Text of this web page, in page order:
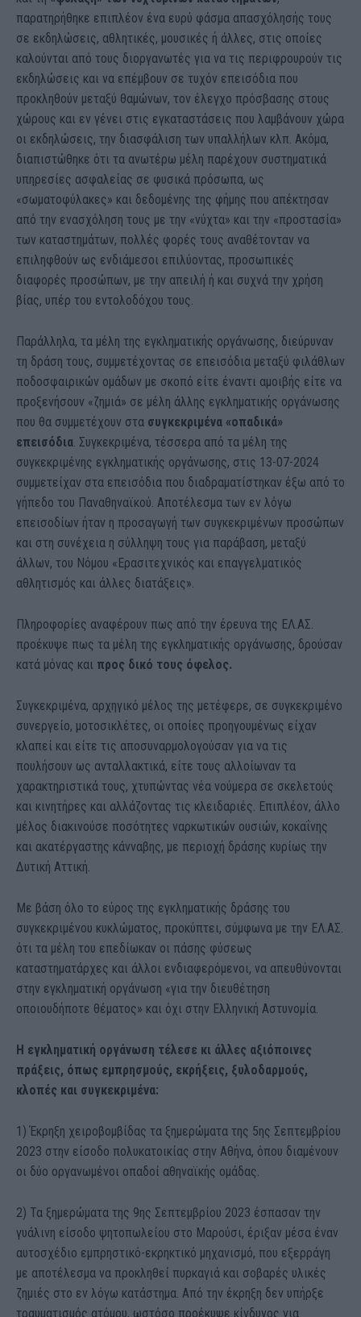
παρατηρήθηκε επιπλέον ένα ευρύ φάσμα απασχόλησής τους
σε εκδηλώσεις, αθλητικές, μουσικές ή άλλες, στις οποίες
καλούνται από τους διοργανωτές για να τις περιφρουρούν τις
εκδηλώσεις και να επέμβουν σε τυχόν επεισόδια που
προκληθούν μεταξύ θαμώνων, τον έλεγχο πρόσβασης στους
χώρους και εν γένει στις εγκαταστάσεις που λαμβάνουν χώρα
οι εκδηλώσεις, την διασφάλιση των υπαλλήλων κλπ. Ακόμα,
διαπιστώθηκε ότι τα ανωτέρω μέλη παρέχουν συστηματικά
υπηρεσίες ασφαλείας σε φυσικά πρόσωπα, ως
«σωματοφύλακες» και δεδομένης της φήμης που απέκτησαν
από την ενασχόληση τους με την «νύχτα» και την «προστασία»
των καταστημάτων, πολλές φορές τους αναθέτονταν να
επιληφθούν ως ενδιάμεσοι επιλύοντας, προσωπικές
διαφορές προσώπων, με την απειλή ή και συχνά την χρήση
βίας, υπέρ του εντολοδόχου τους.
Παράλληλα, τα μέλη της εγκληματικής οργάνωσης, διεύρυναν
τη δράση τους, συμμετέχοντας σε επεισόδια μεταξύ φιλάθλων
ποδοσφαιρικών ομάδων με σκοπό είτε έναντι αμοιβής είτε να
προξενήσουν «ζημιά» σε μέλη άλλης εγκληματικής οργάνωσης
που θα συμμετέχουν στα συγκεκριμένα «οπαδικά»
επεισόδια. Συγκεκριμένα, τέσσερα από τα μέλη της
συγκεκριμένης εγκληματικής οργάνωσης, στις 13-07-2024
συμμετείχαν στα επεισόδια που διαδραματίστηκαν έξω από το
γήπεδο του Παναθηναϊκού. Αποτέλεσμα των εν λόγω
επεισοδίων ήταν η προσαγωγή των συγκεκριμένων προσώπων
και στη συνέχεια η σύλληψη τους για παράβαση, μεταξύ
άλλων, του Νόμου «Ερασιτεχνικός και επαγγελματικός
αθλητισμός και άλλες διατάξεις».
Πληροφορίες αναφέρουν πως από την έρευνα της ΕΛ.ΑΣ.
προέκυψε πως τα μέλη της εγκληματικής οργάνωσης, δρούσαν
κατά μόνας και προς δικό τους όφελος.
Συγκεκριμένα, αρχηγικό μέλος της μετέφερε, σε συγκεκριμένο
συνεργείο, μοτοσικλέτες, οι οποίες προηγουμένως είχαν
κλαπεί και είτε τις αποσυναρμολογούσαν για να τις
πουλήσουν ως ανταλλακτικά, είτε τους αλλοίωναν τα
χαρακτηριστικά τους, χτυπώντας νέα νούμερα σε σκελετούς
και κινητήρες και αλλάζοντας τις κλειδαριές. Επιπλέον, άλλο
μέλος διακινούσε ποσότητες ναρκωτικών ουσιών, κοκαΐνης
και ακατέργαστης κάνναβης, με περιοχή δράσης κυρίως την
Δυτική Αττική.
Με βάση όλο το εύρος της εγκληματικής δράσης του
συγκεκριμένου κυκλώματος, προκύπτει, σύμφωνα με την ΕΛ.ΑΣ.
ότι τα μέλη του επεδίωκαν οι πάσης φύσεως
καταστηματάρχες και άλλοι ενδιαφερόμενοι, να απευθύνονται
στην εγκληματική οργάνωση «για την διευθέτηση
οποιουδήποτε θέματος» και όχι στην Ελληνική Αστυνομία.
Η εγκληματική οργάνωση τέλεσε κι άλλες αξιόποινες
πράξεις, όπως εμπρησμούς, εκρήξεις, ξυλοδαρμούς,
κλοπές και συγκεκριμένα:
1) Έκρηξη χειροβομβίδας τα ξημερώματα της 5ης Σεπτεμβρίου
2023 στην είσοδο πολυκατοικίας στην Αθήνα, όπου διαμένουν
οι δύο οργανωμένοι οπαδοί αθηναϊκής ομάδας.
2) Τα ξημερώματα της 9ης Σεπτεμβρίου 2023 έσπασαν την
γυάλινη είσοδο ψητοπωλείου στο Μαρούσι, έριξαν μέσα έναν
αυτοσχέδιο εμπρηστικό-εκρηκτικό μηχανισμό, που εξερράγη
με αποτέλεσμα να προκληθεί πυρκαγιά και σοβαρές υλικές
ζημιές στο εν λόγω κατάστημα. Από την έκρηξη δεν υπήρξε
τραυματισμός ατόμου, ωστόσο προέκυψε κίνδυνος για